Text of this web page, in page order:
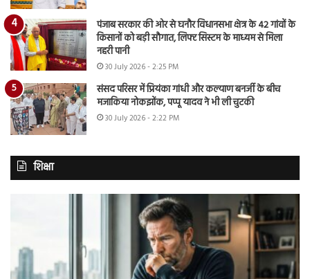
पंजाब सरकार की ओर से घनौर विधानसभा क्षेत्र के 42 गांवों के
किसानों को बड़ी सौगात, लिफ्ट सिस्टम के माध्यम से मिला
नहरी पानी
30 July 2026 - 2:25 PM
संसद परिसर में प्रियंका गांधी और कल्याण बनर्जी के बीच
मजाकिया नोकझोंक, पप्पू यादव ने भी ली चुटकी
30 July 2026 - 2:22 PM
शिक्षा